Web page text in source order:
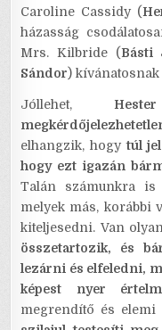
Caroline Cassidy (
házasság
Mrs. Kilbride (Básti
Sándor) kívánatosnak
Jóllehet,
elhangzik, hogytúl
hogy ezt igazán
Talán számunkra is
melyek más, korábbi
kiteljesedni. Van
összetartozik, és
lezárni és elfeledni,
képest nyer
megrendítő és elemi